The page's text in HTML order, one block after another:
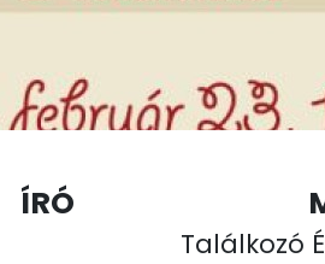
ÍRÓ
Találkozó